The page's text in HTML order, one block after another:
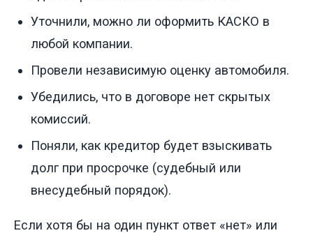
Уточнили, можно ли оформить КАСКО в
любой компании.
Провели независимую оценку автомобиля.
Убедились, что в договоре нет скрытых
комиссий.
Поняли, как кредитор будет взыскивать
долг при просрочке (судебный или
внесудебный порядок).
Если хотя бы на один пункт ответ «нет» или